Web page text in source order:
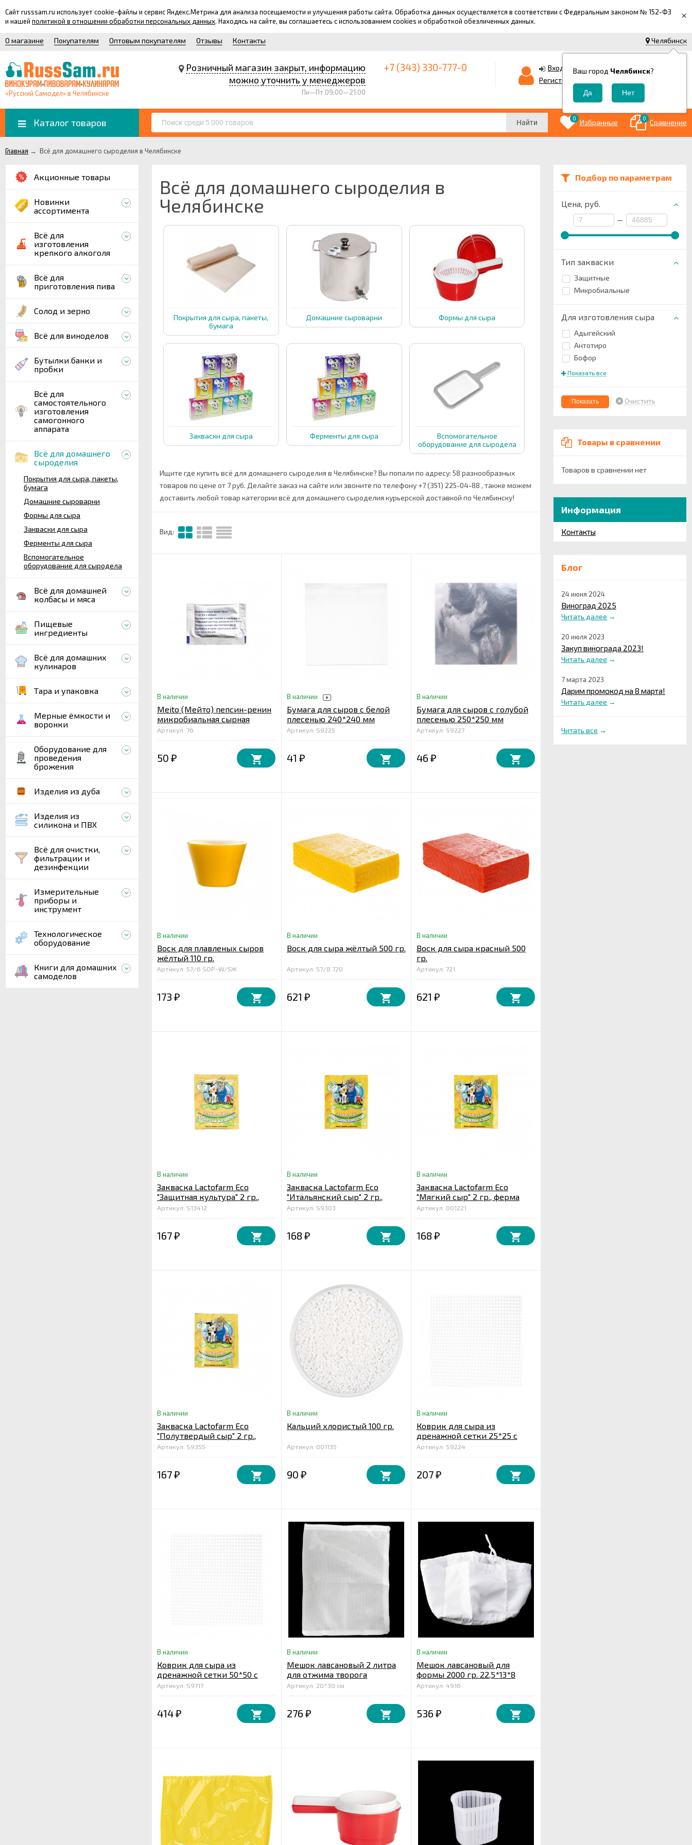
Сайт russsam.ru использует cookie-файлы и сервис Яндекс.Метрика для анализа посещаемости и улучшения работы сайта. Обработка данных осуществляется в соответствии с Федеральным законом № 152-ФЗ
и нашей политикой в отношении обработки персональных данных. Находясь на сайте, вы соглашаетесь с использованием cookies и обработкой обезличенных данных. ×
Челябинск
Ваш город Челябинск?
О магазине Покупателям Оптовым покупателям Отзывы Контакты
«Русский Самодел» в Челябинске
Розничный магазин закрыт, информацию
можно уточнить у менеджеров
Пн—Пт 09:00—21:00
+7 (343) 330-777-0
Вход
Регистрация
Каталог товаров Найти
0 Избранные 0 Сравнение
Главная → Всё для домашнего сыроделия в Челябинске
Подбор по параметрам
Цена, руб.
—
Тип закваски
Защитные
Микробиальные
Для изготовления сыра
Адыгейский
Антотиро
Бофор
Показать все
Очистить
Товары в сравнении
Товаров в сравнении нет
Информация
Контакты
Блог
24 июня 2024
Виноград 2025
Читать далее →
20 июля 2023
Закуп винограда 2023!
Читать далее →
7 марта 2023
Дарим промокод на 8 марта!
Читать далее →
Читать все →
Акционные товары
Новинки
ассортимента
Всё для
изготовления
крепкого алкоголя
Всё для
приготовления пива
Солод и зерно
Всё для виноделов
Бутылки банки и
пробки
Всё для
самостоятельного
изготовления
самогонного
аппарата
Всё для домашнего
сыроделия
Покрытия для сыра, пакеты,
бумага
Домашние сыроварни
Формы для сыра
Закваски для сыра
Ферменты для сыра
Вспомогательное
оборудование для сыродела
Всё для домашней
колбасы и мяса
Пищевые
ингредиенты
Всё для домашних
кулинаров
Тара и упаковка
Мерные ёмкости и
воронки
Оборудование для
проведения
брожения
Изделия из дуба
Изделия из
силикона и ПВХ
Всё для очистки,
фильтрации и
дезинфекции
Измерительные
приборы и
инструмент
Технологическое
оборудование
Книги для домашних
самоделов
Всё для домашнего сыроделия в
Челябинске
Покрытия для сыра, пакеты,
бумага
Домашние сыроварни Формы для сыра
Закваски для сыра Ферменты для сыра
Вспомогательное
оборудование для сыродела
Ищите где купить всё для домашнего сыроделия в Челябинске? Вы попали по адресу: 58 разнообразных
товаров по цене от 7 руб. Делайте заказ на сайте или звоните по телефону +7 (351) 225-04-88 , также можем
доставить любой товар категории всё для домашнего сыроделия курьерской доставкой по Челябинску!
Вид:
В наличии
Meito (Мейто) пепсин-ренин
микробиальная сырная
закваска 1 гр.
Артикул: 76
50 ₽
В наличии
Бумага для сыров с белой
плесенью 240*240 мм
Артикул: S9225
41 ₽
В наличии
Бумага для сыров с голубой
плесенью 250*250 мм
Артикул: S9227
46 ₽
В наличии
Воск для плавленых сыров
жёлтый 110 гр.
Артикул: 57/6 SOP-W/5Ж
173 ₽
В наличии
Воск для сыра жёлтый 500 гр.
Артикул: 57/8 720
621 ₽
В наличии
Воск для сыра красный 500
гр.
Артикул: 721
621 ₽
В наличии
Закваска Lactofarm Eco
"Защитная культура" 2 гр.,
ферма
Артикул: S13412
167 ₽
В наличии
Закваска Lactofarm Eco
"Итальянский сыр" 2 гр.,
ферма
Артикул: S9303
168 ₽
В наличии
Закваска Lactofarm Eco
"Мягкий сыр" 2 гр., ферма
Артикул: 001221
168 ₽
В наличии
Закваска Lactofarm Eco
"Полутвердый сыр" 2 гр.,
ферма
Артикул: S9355
167 ₽
В наличии
Кальций хлористый 100 гр.
Артикул: 001135
90 ₽
В наличии
Коврик для сыра из
дренажной сетки 25*25 с
ячейкой 3*3 мм
Артикул: S9224
207 ₽
В наличии
Коврик для сыра из
дренажной сетки 50*50 с
ячейкой 3*3 мм
Артикул: S9717
414 ₽
В наличии
Мешок лавсановый 2 литра
для отжима творога
Артикул: 20*30 см
276 ₽
В наличии
Мешок лавсановый для
формы 2000 гр. 22,5*13*8
Артикул: 4916
536 ₽